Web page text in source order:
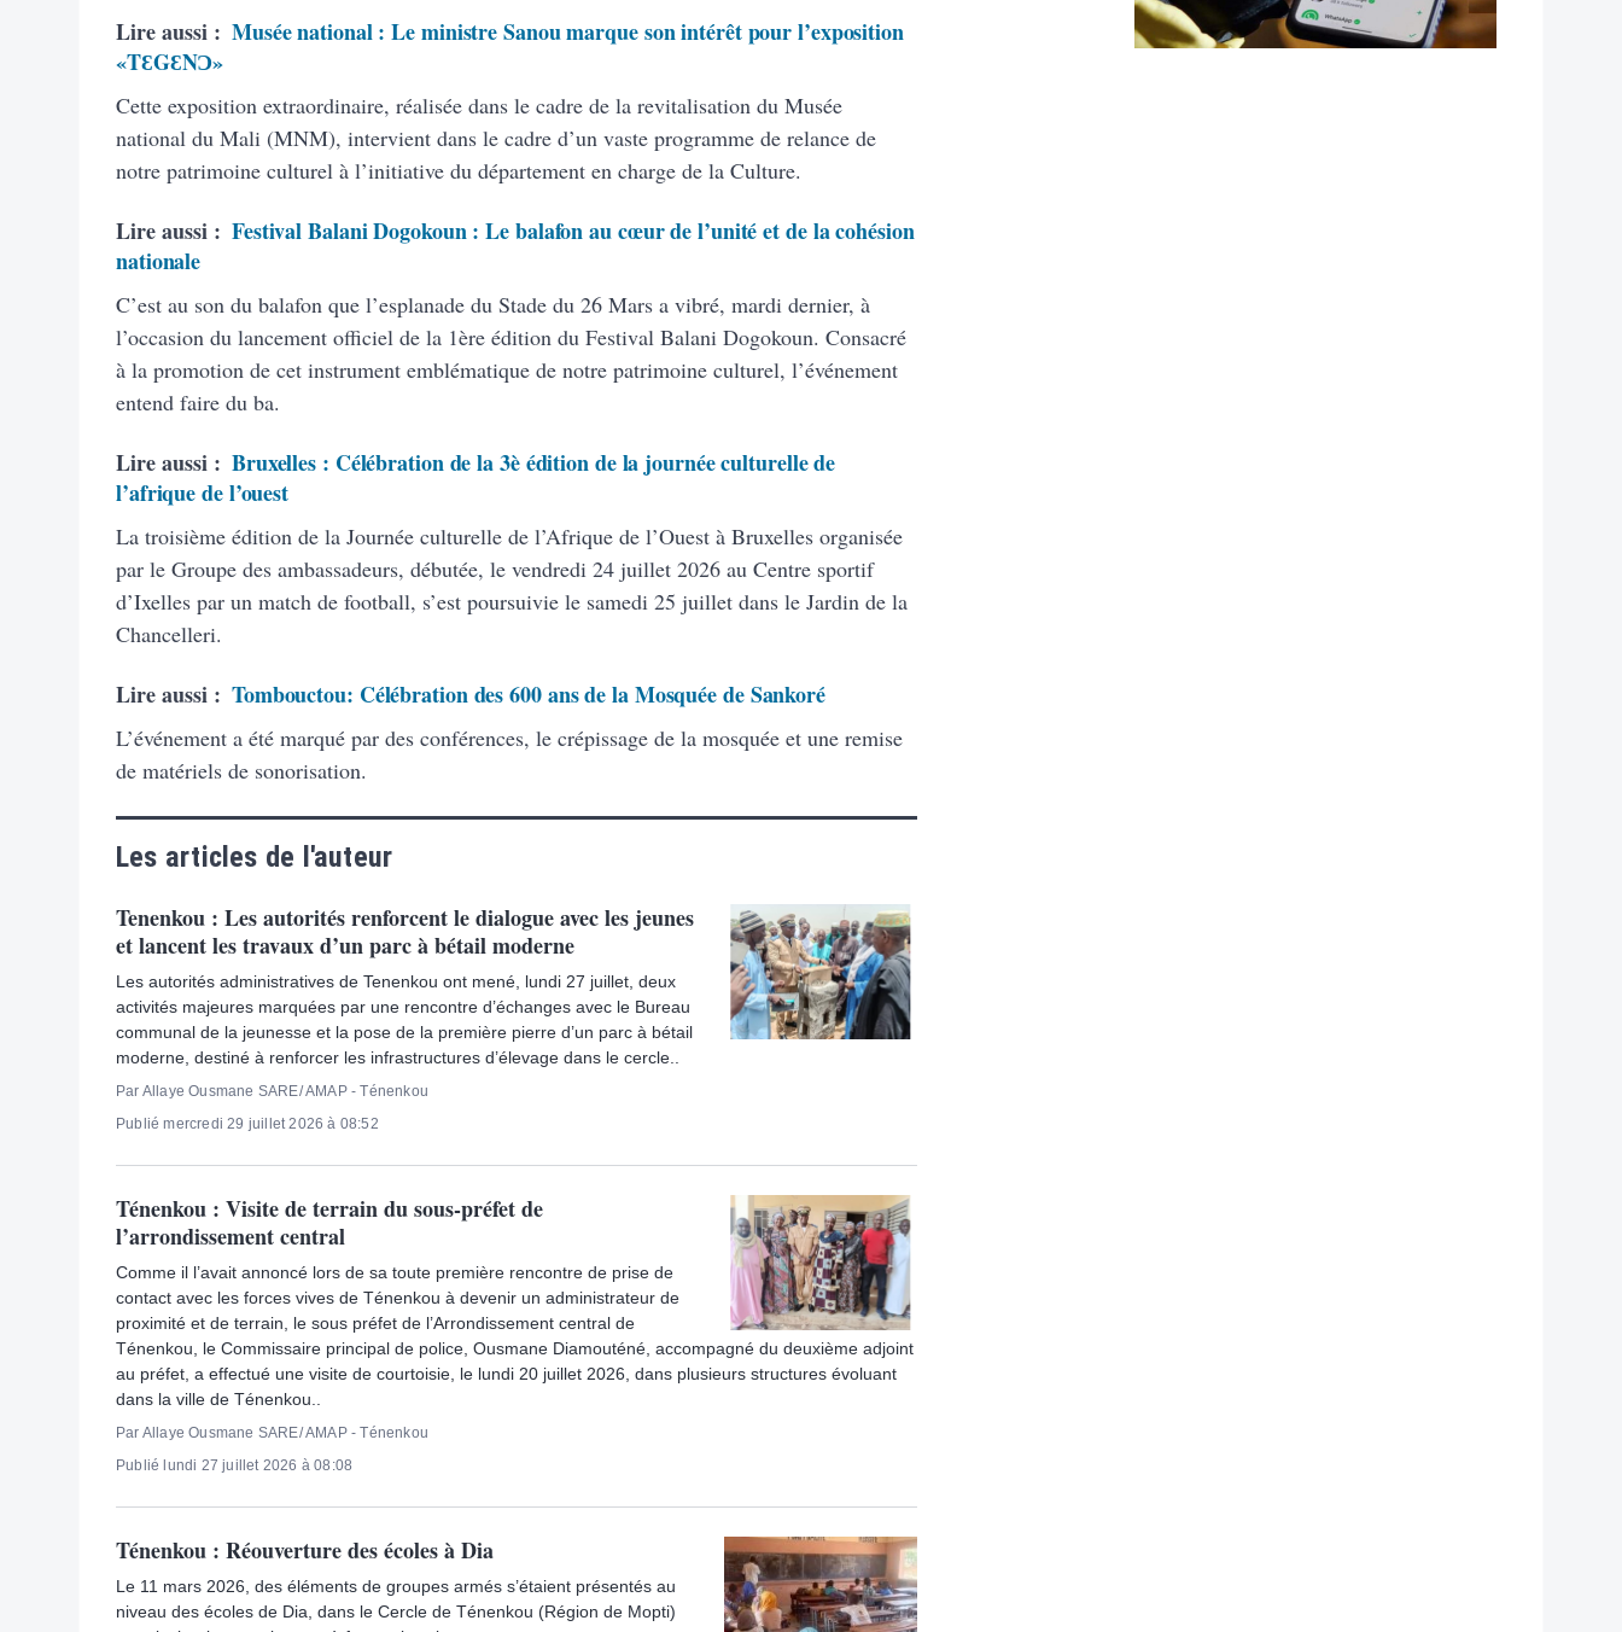
Lire aussi : Musée national : Le ministre Sanou marque son intérêt pour l’exposition
«TƐGƐNƆ»
Cette exposition extraordinaire, réalisée dans le cadre de la revitalisation du Musée
national du Mali (MNM), intervient dans le cadre d’un vaste programme de relance de
notre patrimoine culturel à l’initiative du département en charge de la Culture.
Lire aussi : Festival Balani Dogokoun : Le balafon au cœur de l’unité et de la cohésion
nationale
C’est au son du balafon que l’esplanade du Stade du 26 Mars a vibré, mardi dernier, à
l’occasion du lancement officiel de la 1ère édition du Festival Balani Dogokoun. Consacré
à la promotion de cet instrument emblématique de notre patrimoine culturel, l’événement
entend faire du ba.
Lire aussi : Bruxelles : Célébration de la 3è édition de la journée culturelle de
l’afrique de l’ouest
La troisième édition de la Journée culturelle de l’Afrique de l’Ouest à Bruxelles organisée
par le Groupe des ambassadeurs, débutée, le vendredi 24 juillet 2026 au Centre sportif
d’Ixelles par un match de football, s’est poursuivie le samedi 25 juillet dans le Jardin de la
Chancelleri.
Lire aussi : Tombouctou: Célébration des 600 ans de la Mosquée de Sankoré
L’événement a été marqué par des conférences, le crépissage de la mosquée et une remise
de matériels de sonorisation.
Les articles de l'auteur
Tenenkou : Les autorités renforcent le dialogue avec les jeunes
et lancent les travaux d’un parc à bétail moderne
Les autorités administratives de Tenenkou ont mené, lundi 27 juillet, deux
activités majeures marquées par une rencontre d’échanges avec le Bureau
communal de la jeunesse et la pose de la première pierre d’un parc à bétail
moderne, destiné à renforcer les infrastructures d’élevage dans le cercle..
Par Allaye Ousmane SARE/ AMAP - Ténenkou
Publié mercredi 29 juillet 2026 à 08:52
Ténenkou : Visite de terrain du sous-préfet de
l’arrondissement central
Comme il l’avait annoncé lors de sa toute première rencontre de prise de
contact avec les forces vives de Ténenkou à devenir un administrateur de
proximité et de terrain, le sous préfet de l’Arrondissement central de
Ténenkou, le Commissaire principal de police, Ousmane Diamouténé, accompagné du deuxième adjoint
au préfet, a effectué une visite de courtoisie, le lundi 20 juillet 2026, dans plusieurs structures évoluant
dans la ville de Ténenkou..
Par Allaye Ousmane SARE/ AMAP - Ténenkou
Publié lundi 27 juillet 2026 à 08:08
Ténenkou : Réouverture des écoles à Dia
Le 11 mars 2026, des éléments de groupes armés s’étaient présentés au
niveau des écoles de Dia, dans le Cercle de Ténenkou (Région de Mopti)